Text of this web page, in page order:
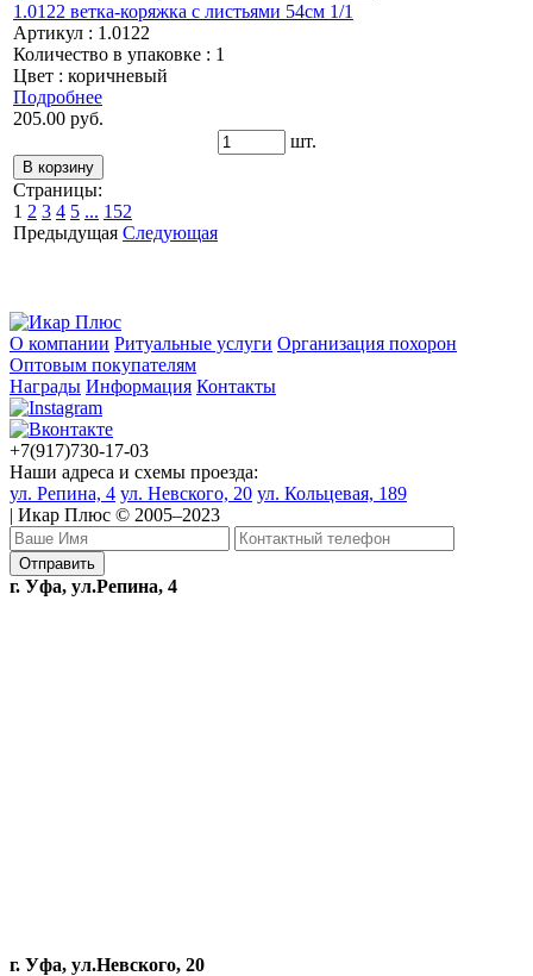
1.0122 ветка-коряжка с листьями 54см 1/1
Артикул : 1.0122
Количество в упаковке : 1
Цвет : коричневый
Подробнее
205.00 руб.
шт.
Страницы:
1 2 3 4 5 ... 152
Предыдущая Следующая
О компании Ритуальные услуги Организация похорон
Оптовым покупателям
Награды Информация Контакты
+7(917)730-17-03
Наши адреса и схемы проезда:
ул. Репина, 4 ул. Невского, 20 ул. Кольцевая, 189
| Икар Плюс © 2005–2023
г. Уфа, ул.Репина, 4
г. Уфа, ул.Невского, 20